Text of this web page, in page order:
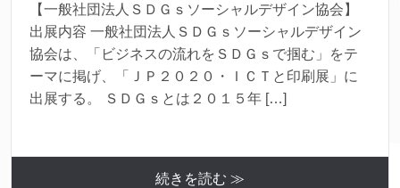
【一般社団法人ＳＤＧｓソーシャルデザイン協会】
出展内容 一般社団法人ＳＤＧｓソーシャルデザイン
協会は、「ビジネスの流れをＳＤＧｓで掴む」をテ
ーマに掲げ、「ＪＰ２０２０・ＩＣＴと印刷展」に
出展する。 ＳＤＧｓとは２０１５年 […]
続きを読む ≫